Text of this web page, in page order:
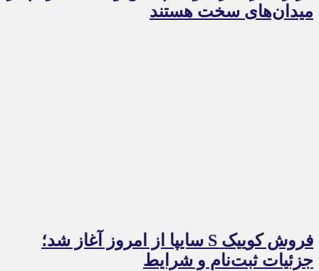
میدان‌های سخت هستند
فروش کوییک S سایپا از امروز آغاز شد؛
جزئیات ثبت‌نام و شرایط